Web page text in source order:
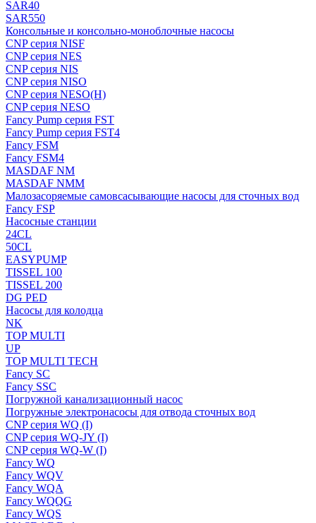
SAR40
SAR550
Консольные и консольно-моноблочные насосы
CNP серия NISF
CNP серия NES
CNP серия NIS
CNP серия NISO
CNP серия NESO(H)
CNP серия NESO
Fancy Pump серия FST
Fancy Pump серия FST4
Fancy FSM
Fancy FSM4
MASDAF NM
MASDAF NMM
Малозасоряемые самовсасывающие насосы для сточных вод
Fancy FSP
Насосные станции
24CL
50CL
EASYPUMP
TISSEL 100
TISSEL 200
DG PED
Насосы для колодца
NK
TOP MULTI
UP
TOP MULTI TECH
Fancy SC
Fancy SSC
Погружной канализационный насос
Погружные электронасосы для отвода сточных вод
CNP серия WQ (I)
CNP серия WQ-JY (I)
CNP серия WQ-W (I)
Fancy WQ
Fancy WQV
Fancy WQA
Fancy WQQG
Fancy WQS